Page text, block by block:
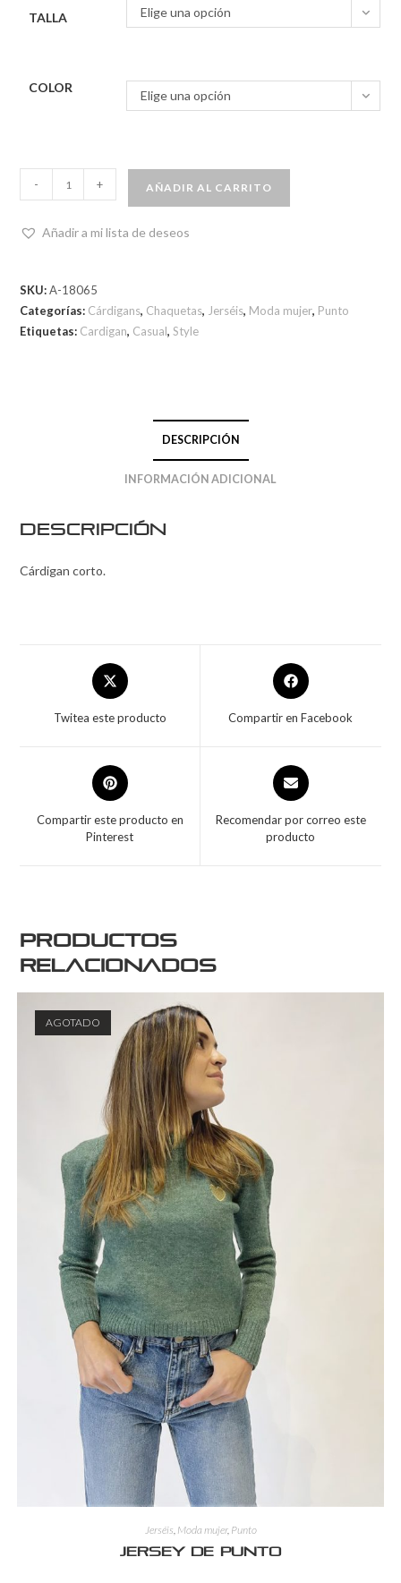
TALLA Elige una opción
COLOR
Elige una opción
- + AÑADIR AL CARRITO
Añadir a mi lista de deseos
SKU:A-18065
Categorías: Cárdigans, Chaquetas, Jerséis, Moda mujer, Punto
Etiquetas: Cardigan, Casual,Style
DESCRIPCIÓN
INFORMACIÓN ADICIONAL
Descripción
Cárdigan corto.
Twitea este producto Compartir en Facebook
Compartir este producto en
Pinterest
Recomendar por correo este
producto
Productos
relacionados
AGOTADO
Jerséis, Moda mujer, Punto
Jersey de punto